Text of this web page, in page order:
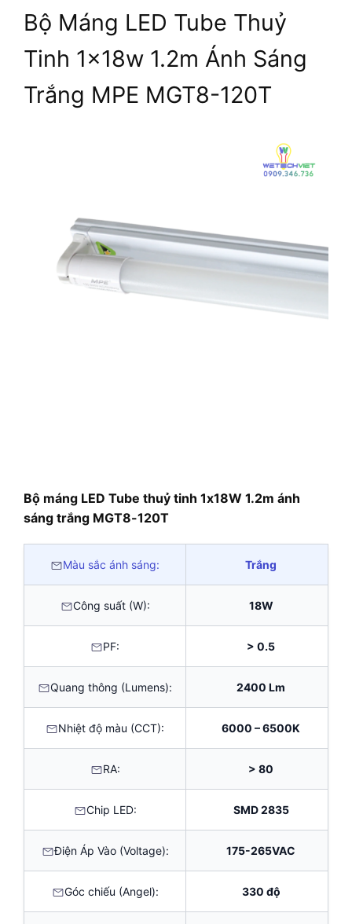
Bộ Máng LED Tube Thuỷ
Tinh 1x18w 1.2m Ánh Sáng
Trắng MPE MGT8-120T
Bộ máng LED Tube thuỷ tinh 1x18W 1.2m ánh
sáng trắng MGT8-120T
Màu sắc ánh sáng: Trắng
Công suất (W): 18W
PF: > 0.5
Quang thông (Lumens): 2400 Lm
Nhiệt độ màu (CCT): 6000 – 6500K
RA: > 80
Chip LED: SMD 2835
Điện Áp Vào (Voltage): 175-265VAC
Góc chiếu (Angel): 330 độ